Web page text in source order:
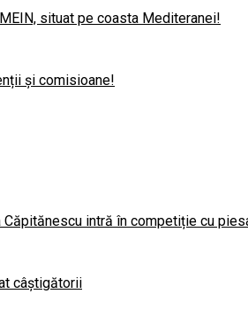
situat pe coasta Mediteranei!
și comisioane!
intră în competiție cu
câștigătorii